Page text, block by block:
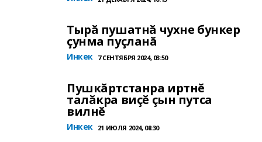
Тырă пушатнă чухне бункер
çунма пуçланă
Инкек 7 СЕНТЯБРЯ 2024, 03:50
Пушкăртстанра иртнĕ
талăкра виçĕ çын путса
вилнĕ
Инкек 21 ИЮЛЯ 2024, 08:30